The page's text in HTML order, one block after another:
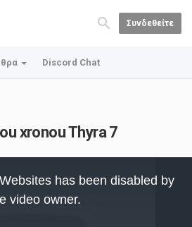
Συνδεθείτε
Discord Chat
xronou Thyra 7
has been disabled by
video owner.